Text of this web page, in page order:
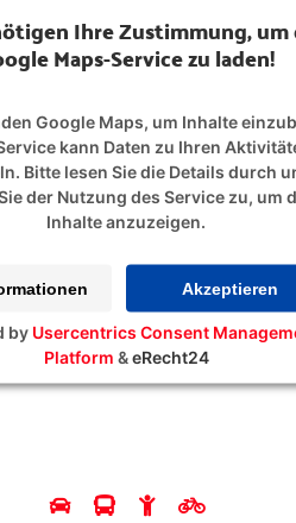
Ihre Zustimmung, um
Maps-Service zu laden!
Google Maps, um Inhalte
kann Daten zu Ihren
Bitte lesen Sie die Details durch
der Nutzung des Service zu, um
Inhalte anzuzeigen.
Akzeptieren
by Usercentrics Consent
Platform &eRecht24